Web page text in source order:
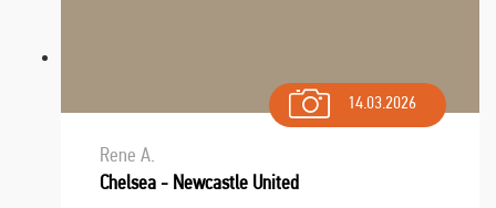
14.03.2026
Rene A.
Chelsea - Newcastle United